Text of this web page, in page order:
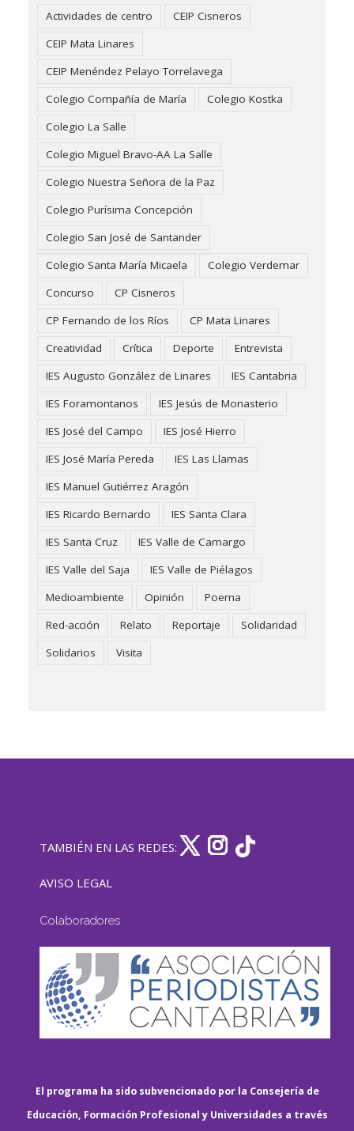
Actividades de centro
CEIP Cisneros
CEIP Mata Linares
CEIP Menéndez Pelayo Torrelavega
Colegio Compañía de María
Colegio Kostka
Colegio La Salle
Colegio Miguel Bravo-AA La Salle
Colegio Nuestra Señora de la Paz
Colegio Purísima Concepción
Colegio San José de Santander
Colegio Santa María Micaela
Colegio Verdemar
Concurso
CP Cisneros
CP Fernando de los Ríos
CP Mata Linares
Creatividad
Crítica Deporte
Entrevista
IES Augusto González de Linares
IES Cantabria
IES Foramontanos
IES Jesús de Monasterio
IES José del Campo
IES José Hierro
IES José María Pereda
IES Las Llamas
IES Manuel Gutiérrez Aragón
IES Ricardo Bernardo
IES Santa Clara
IES Santa Cruz
IES Valle de Camargo
IES Valle del Saja
IES Valle de Piélagos
Medioambiente
Opinión
Poema
Red-acción
Relato Reportaje
Solidaridad
Solidarios
Visita
TAMBIÉN EN LAS REDES:
AVISO LEGAL
Colaboradores
El programa ha sido subvencionado por la Consejería de
Educación, Formación Profesional y Universidades a través